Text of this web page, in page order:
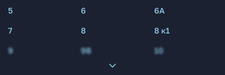
5
6
6А
7
8
8 к1
9
9В 10